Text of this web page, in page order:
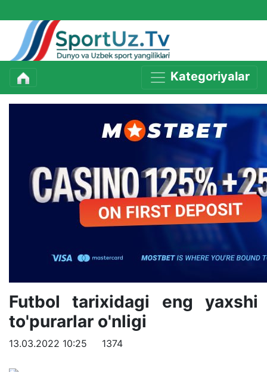
Kategoriyalar
Futbol tarixidagi eng yaxshi
to'purarlar o'nligi
13.03.2022 10:25 1374